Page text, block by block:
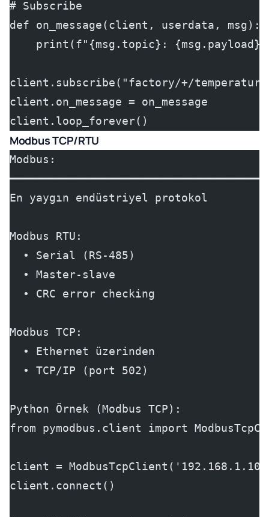
# Subscribe
def on_message(client, userdata, msg):
print(f"{msg.topic}:
client.subscribe("factory/+/
client.on_message = on_message
client.loop_forever()
Modbus TCP/RTU
Modbus:
En yaygın endüstriyel protokol
Modbus RTU:
  • Serial (RS-485)
  • Master-slave
  • CRC error checking
Modbus TCP:
  • Ethernet üzerinden
  • TCP/IP (port 502)
Python Örnek (Modbus TCP):
from pymodbus.client import
client =
client.connect()